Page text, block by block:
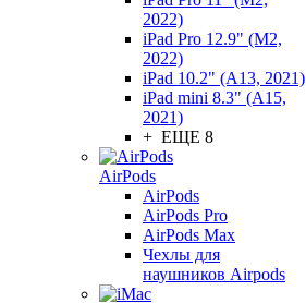
2022)
iPad Pro 12.9" (M2,
2022)
iPad 10.2" (A13, 2021)
iPad mini 8.3" (A15,
2021)
+ ЕЩЕ 8
AirPods
AirPods
AirPods Pro
AirPods Max
Чехлы для
наушников Airpods